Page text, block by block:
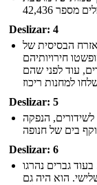
Deslizar: 4
הבסיסית של
חירויותיהם
עוד לפני שהם
Deslizar: 5
הנפקה
Deslizar: 6
גברים נהרגו
הוא היה גם